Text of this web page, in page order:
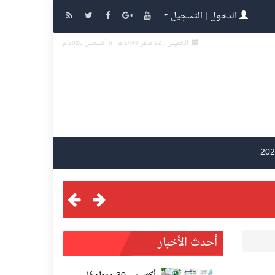
الدخول | التسجيل
الخميس , 22 صفر 1448 هـ , 6 أغسطس 2026 م
أحدث الأخبار